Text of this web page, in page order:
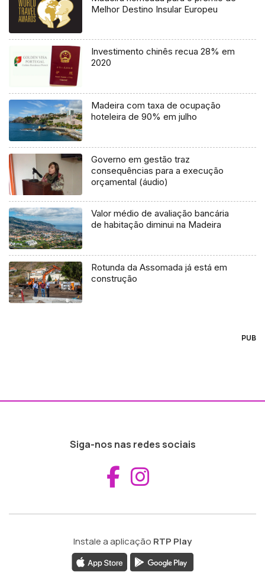
Melhor Destino Insular Europeu
Investimento chinês recua 28% em
2020
Madeira com taxa de ocupação
hoteleira de 90% em julho
Governo em gestão traz
consequências para a execução
orçamental (áudio)
Valor médio de avaliação bancária
de habitação diminui na Madeira
Rotunda da Assomada já está em
construção
PUB
Siga-nos nas redes sociais
Aceder ao
Instale a aplicação RTP Play